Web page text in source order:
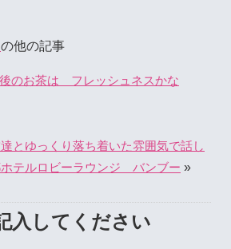
の他の記事
のお茶は フレッシュネスかな
とゆっくり落ち着いた雰囲気で話し
テルロビーラウンジ バンブー »
入してください